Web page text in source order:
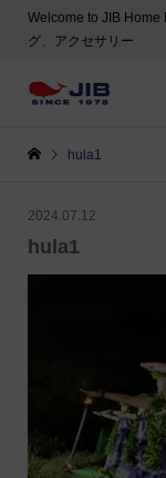
Welcome to JIB Home
グ、アクセサリー
hula1
2024.07.12
hula1